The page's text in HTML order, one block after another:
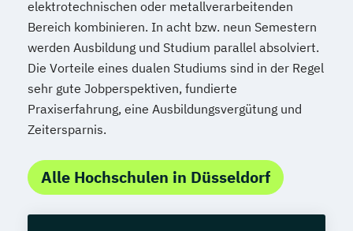
elektrotechnischen oder metallverarbeitenden
Bereich kombinieren. In acht bzw. neun Semestern
werden Ausbildung und Studium parallel absolviert.
Die Vorteile eines dualen Studiums sind in der Regel
sehr gute Jobperspektiven, fundierte
Praxiserfahrung, eine Ausbildungsvergütung und
Zeitersparnis.
Alle Hochschulen in Düsseldorf